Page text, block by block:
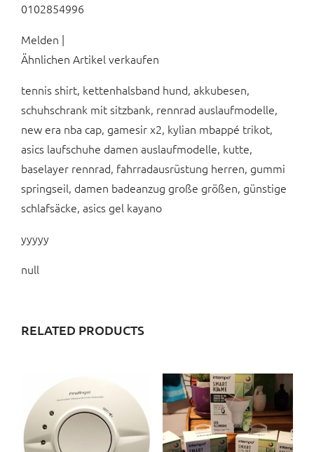
0102854996
Melden |
Ähnlichen Artikel verkaufen
tennis shirt, kettenhalsband hund, akkubesen,
schuhschrank mit sitzbank, rennrad auslaufmodelle,
new era nba cap, gamesir x2, kylian mbappé trikot,
asics laufschuhe damen auslaufmodelle, kutte,
baselayer rennrad, fahrradausrüstung herren, gummi
springseil, damen badeanzug große größen, günstige
schlafsäcke, asics gel kayano
yyyyy
null
RELATED PRODUCTS